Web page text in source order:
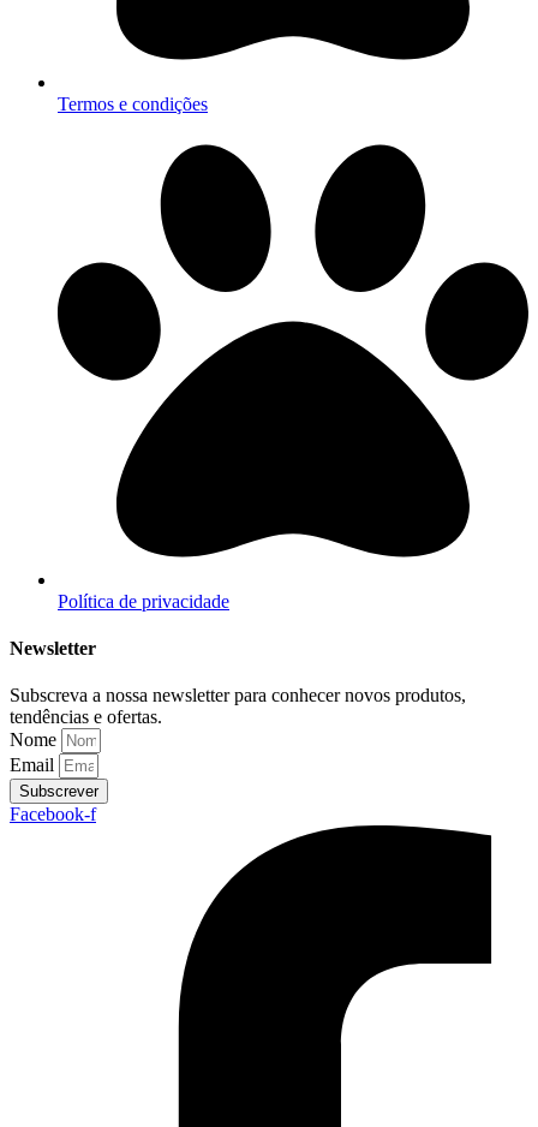
Termos e condições
Política de privacidade
Newsletter
Subscreva a nossa newsletter para conhecer novos produtos,
tendências e ofertas.
Nome
Email
Subscrever
Facebook-f